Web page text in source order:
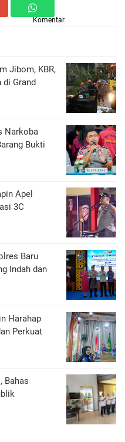
Komentar
Jibom, KBR,
di Grand
Narkoba
Bukti
Apel
3C
Baru
Indah dan
Harahap
Perkuat
Bahas